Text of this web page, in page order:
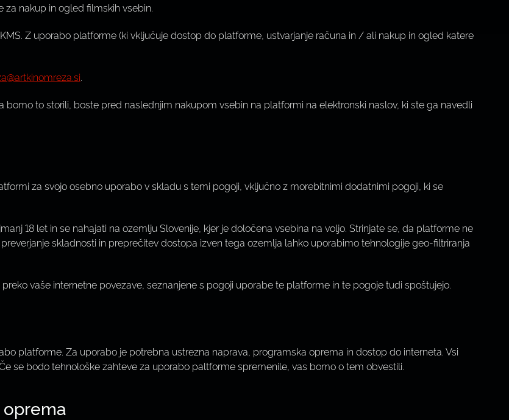
za nakup in ogled filmskih vsebin.
Z uporabo platforme (ki vključuje dostop do platforme, ustvarjanje računa in / ali nakup in ogled katere
.
to storili, boste pred naslednjim nakupom vsebin na platformi na elektronski naslov, ki ste ga navedli
za svojo osebno uporabo v skladu s temi pogoji, vključno z morebitnimi dodatnimi pogoji, ki se
18 let in se nahajati na ozemlju Slovenije, kjer je določena vsebina na voljo. Strinjate se, da platforme ne
skladnosti in preprečitev dostopa izven tega ozemlja lahko uporabimo tehnologije geo-filtriranja
vaše internetne povezave, seznanjene s pogoji uporabe te platforme in te pogoje tudi spoštujejo.
platforme. Za uporabo je potrebna ustrezna naprava, programska oprema in dostop do interneta. Vsi
se bodo tehnološke zahteve za uporabo paltforme spremenile, vas bomo o tem obvestili.